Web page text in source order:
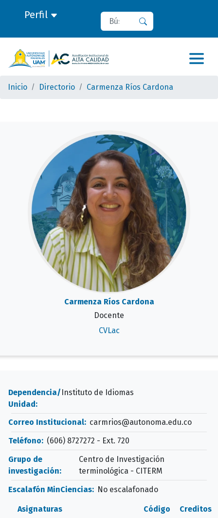
Perfil Buscar
Inicio Directorio Carmenza Ríos Cardona
Carmenza Ríos Cardona
Docente
CVLac
Dependencia/
Unidad:
Instituto de Idiomas
Correo Institucional: carmrios@autonoma.edu.co
Teléfono: (606) 8727272 - Ext. 720
Grupo de
investigación:
Centro de Investigación
terminológica - CITERM
Escalafón MinCiencias: No escalafonado
Asignaturas Código Creditos